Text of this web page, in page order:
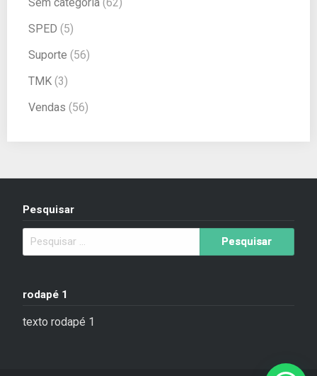
SPED (5)
Suporte (56)
TMK (3)
Vendas (56)
Pesquisar
rodapé 1
texto rodapé 1